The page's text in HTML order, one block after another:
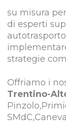
su misura
di esperti
strategie
Offriamo i
Trentino-